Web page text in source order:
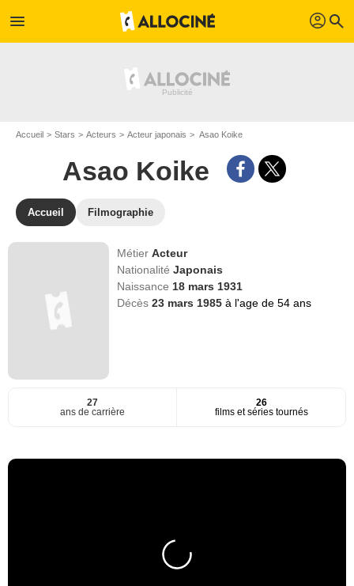
menu profil search
Accueil Stars Acteurs Acteur japonais Asao Koike
Asao Koike
Accueil Filmographie
MétierActeur
NationalitéJaponais
Naissance 18 mars 1931
Décès23 mars 1985à l'age de 54 ans
27
ans de carrière
26
films et séries tournés